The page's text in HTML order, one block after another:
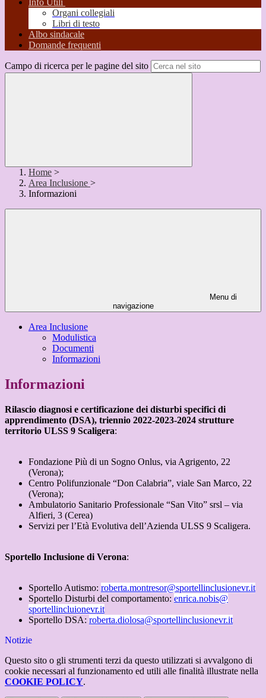
Info Utili
Organi collegiali
Libri di testo
Albo sindacale
Domande frequenti
Campo di ricerca per le pagine del sito
Home >
Area Inclusione >
Informazioni
Menu di
navigazione
Area Inclusione
Modulistica
Documenti
Informazioni
Informazioni
Rilascio diagnosi e certificazione dei disturbi specifici di
apprendimento (DSA), triennio 2022-2023-2024 strutture
territorio ULSS 9 Scaligera:
Fondazione Più di un Sogno Onlus, via Agrigento, 22
(Verona);
Centro Polifunzionale “Don Calabria”, viale San Marco, 22
(Verona);
Ambulatorio Sanitario Professionale “San Vito” srsl – via
Alfieri, 3 (Cerea)
Servizi per l’Età Evolutiva dell’Azienda ULSS 9 Scaligera.
Sportello Inclusione di Verona:
Sportello Autismo: roberta.montresor@sportellinclusionevr.it
Sportello Disturbi del comportamento: enrica.nobis@
sportellincluionevr.it
Sportello DSA: roberta.diolosa@sportellinclusionevr.it
Notizie
Questo sito o gli strumenti terzi da questo utilizzati si avvalgono di
cookie necessari al funzionamento ed utili alle finalità illustrate nella
COOKIE POLICY.